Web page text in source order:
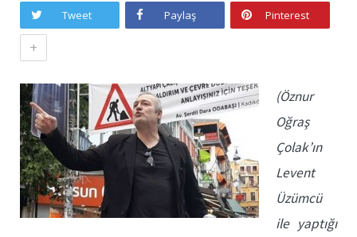
Tweet Paylaş Pinterest
+
(Öznur
Oğraş
Çolak’ın
Levent
Üzümcü
ile yaptığı